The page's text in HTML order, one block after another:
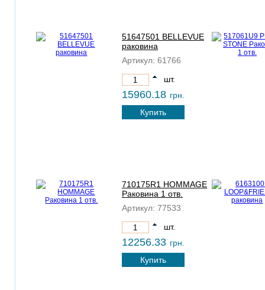
51647501 BELLEVUE
раковина
Артикул: 61766
шт.
15960.18 грн.
Купить
710175R1 HOMMAGE
Раковина 1 отв.
Артикул: 77533
шт.
12256.33 грн.
Купить